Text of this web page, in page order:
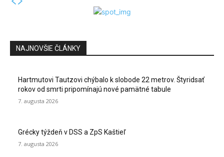
NAJNOVŠIE ČLÁNKY
Hartmutovi Tautzovi chýbalo k slobode 22 metrov. Štyridsať
rokov od smrti pripomínajú nové pamätné tabule
7. augusta 2026
Grécky týždeň v DSS a ZpS Kaštieľ
7. augusta 2026